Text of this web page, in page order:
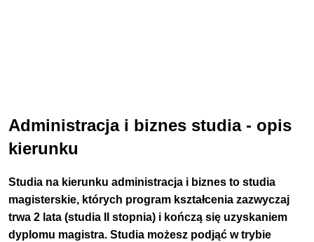
Administracja i biznes studia - opis
kierunku
Studia na kierunku administracja i biznes to studia
magisterskie, których program kształcenia zazwyczaj
trwa 2 lata (studia II stopnia) i kończą się uzyskaniem
dyplomu magistra.Studia możesz podjąć w trybie